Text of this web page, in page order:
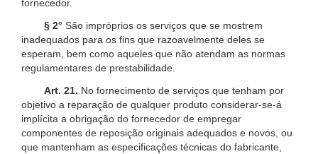
fornecedor.
§ 2° São impróprios os serviços que se mostrem
inadequados para os fins que razoavelmente deles se
esperam, bem como aqueles que não atendam as normas
regulamentares de prestabilidade.
Art. 21. No fornecimento de serviços que tenham por
objetivo a reparação de qualquer produto considerar-se-á
implícita a obrigação do fornecedor de empregar
componentes de reposição originais adequados e novos, ou
que mantenham as especificações técnicas do fabricante,